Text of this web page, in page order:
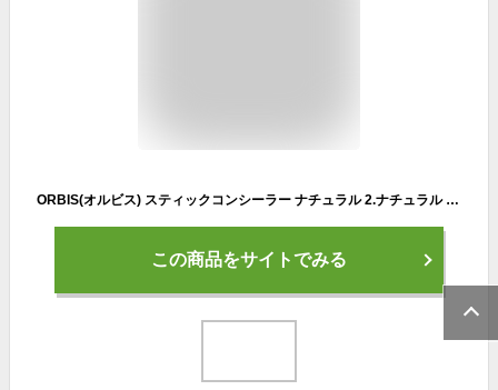
ORBIS(オルビス) スティックコンシーラー ナチュラル 2.ナチュラル 3.2グラム (x 1)
この商品をサイトでみる